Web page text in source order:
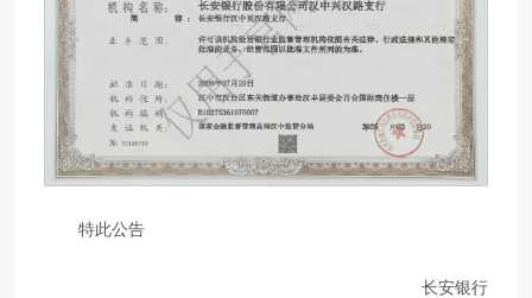
特此公告
长安银行